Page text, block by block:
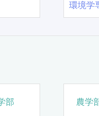
環境学
部 農学